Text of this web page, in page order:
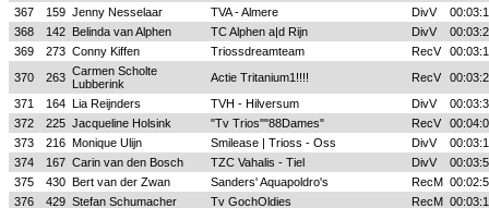
367
159 Jenny Nesselaar TVA - Almere DivV
368
142 Belinda van Alphen TC Alphen a|d Rijn DivV
369
273 Conny Kiffen Triossdreamteam RecV
370
263 Carmen Scholte
Lubberink
Actie Tritanium1!!!! RecV
371
164 Lia Reijnders TVH - Hilversum DivV
372
225 Jacqueline Holsink "Tv Trios""88Dames" RecV
373
216 Monique Ulijn Smilease | Trioss - Oss DivV
374
167 Carin van den Bosch TZC Vahalis - Tiel DivV
375
430 Bert van der Zwan Sanders' Aquapoldro's RecM
376
429 Stefan Schumacher Tv GochOldies RecM